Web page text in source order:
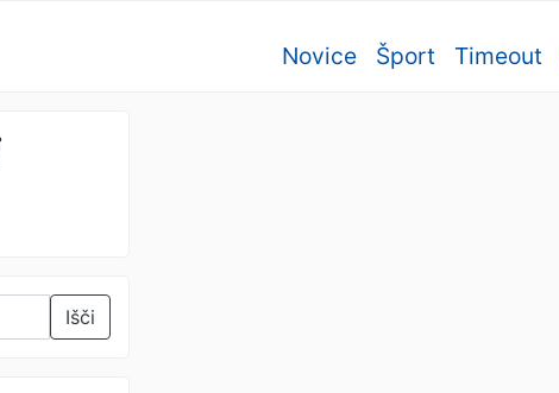
Novice Šport Timeout
Išči